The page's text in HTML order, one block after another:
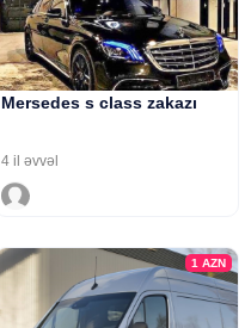
Mersedes s class zakazı
4 il əvvəl
1 AZN